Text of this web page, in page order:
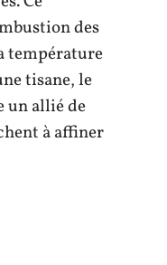
des
température
tisane, le
un allié de
à affiner